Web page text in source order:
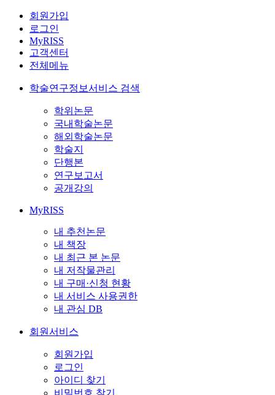
회원가입
로그인
MyRISS
고객센터
전체메뉴
학술연구정보서비스 검색
학위논문
국내학술논문
해외학술논문
학술지
단행본
연구보고서
공개강의
MyRISS
내 추천논문
내 책장
내 최근 본 논문
내 저작물관리
내 구매·신청 현황
내 서비스 사용권한
내 관심 DB
회원서비스
회원가입
로그인
아이디 찾기
비밀번호 찾기